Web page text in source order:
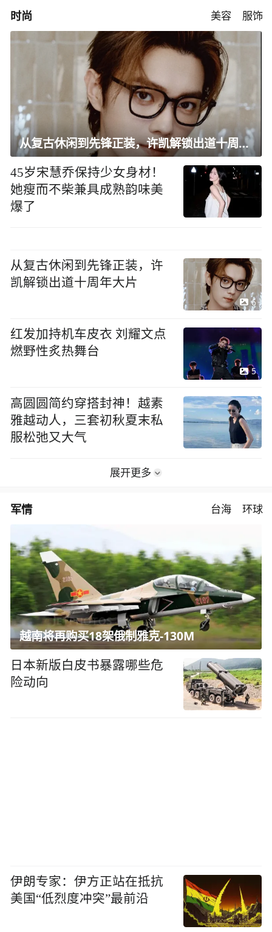
时尚 美容 服饰
从复古休闲到先锋正装，许凯解锁出道十周年大片
45岁宋慧乔保持少女身材！
她瘦而不柴兼具成熟韵味美
爆了
从复古休闲到先锋正装，许
凯解锁出道十周年大片
6
红发加持机车皮衣 刘耀文点
燃野性炙热舞台
5
高圆圆简约穿搭封神！越素
雅越动人，三套初秋夏末私
服松弛又大气
展开更多
军情 台海 环球
越南将再购买18架俄制雅克-130M
日本新版白皮书暴露哪些危
险动向
伊朗专家：伊方正站在抵抗
美国“低烈度冲突”最前沿